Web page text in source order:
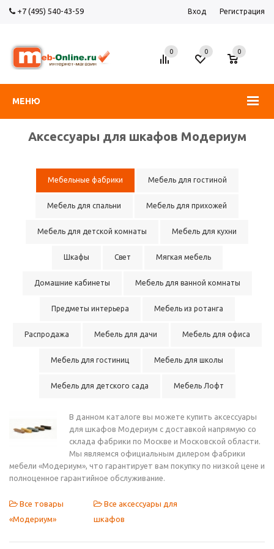
+7 (495) 540-43-59 Вход Регистрация
МЕНЮ
0 0
0
Аксессуары для шкафов Модериум
Мебельные фабрики Мебель для гостиной
Мебель для спальни Мебель для прихожей
Мебель для детской комнаты Мебель для кухни
Шкафы Свет Мягкая мебель
Домашние кабинеты Мебель для ванной комнаты
Предметы интерьера Мебель из ротанга
Распродажа Мебель для дачи Мебель для офиса
Мебель для гостиниц Мебель для школы
Мебель для детского сада Мебель Лофт
В данном каталоге вы можете купить аксессуары
для шкафов Модериум с доставкой напрямую со
склада фабрики по Москве и Московской области.
Мы являемся официальным дилером фабрики
мебели «Модериум», что гарантирует вам покупку по низкой цене и
полноценное гарантийное обслуживание.
Все товары
«Модериум»
Все аксессуары для
шкафов